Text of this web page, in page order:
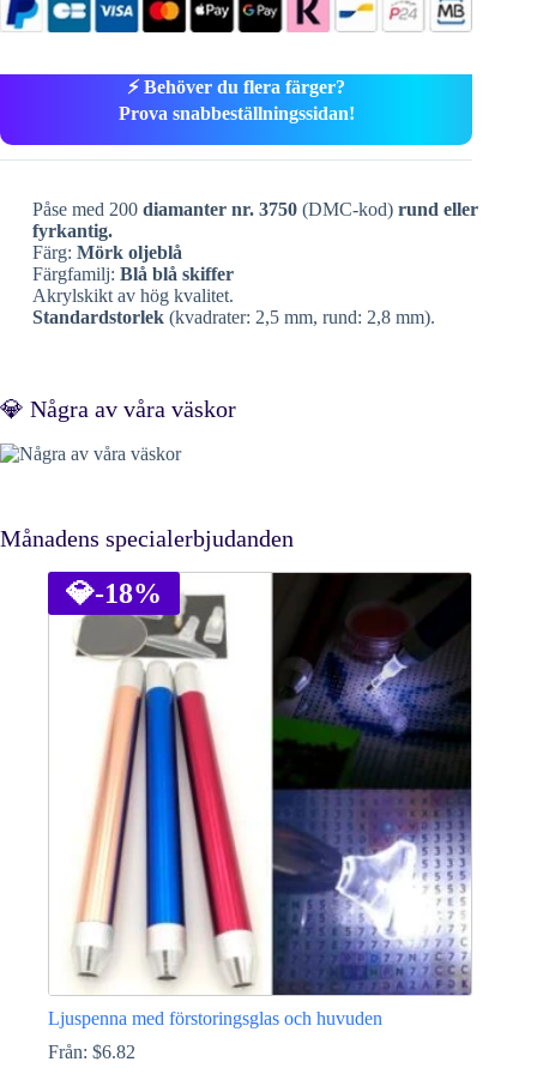
⚡ Behöver du flera färger?
Prova snabbeställningssidan!
Påse med 200 diamanter nr. 3750(DMC-kod) rund eller
fyrkantig.
Färg: Mörk oljeblå
Färgfamilj: Blå blå skiffer
Akrylskikt av hög kvalitet.
Standardstorlek(kvadrater: 2,5 mm, rund: 2,8 mm).
💎 Några av våra väskor
Månadens specialerbjudanden
💎-18%
Ljuspenna med förstoringsglas och huvuden
Från: $6.82